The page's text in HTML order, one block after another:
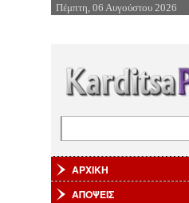
Επιστροφή
Πέμπτη, 06 Αυγούστου 2026
ΑΡΧΙΚΗ
ΑΠΟΨΕΙΣ